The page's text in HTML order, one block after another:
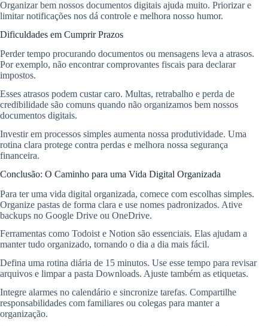
Organizar bem nossos documentos digitais ajuda muito. Priorizar e
limitar notificações nos dá controle e melhora nosso humor.
Dificuldades em Cumprir Prazos
Perder tempo procurando documentos ou mensagens leva a atrasos.
Por exemplo, não encontrar comprovantes fiscais para declarar
impostos.
Esses atrasos podem custar caro. Multas, retrabalho e perda de
credibilidade são comuns quando não organizamos bem nossos
documentos digitais.
Investir em processos simples aumenta nossa produtividade. Uma
rotina clara protege contra perdas e melhora nossa segurança
financeira.
Conclusão: O Caminho para uma Vida Digital Organizada
Para ter uma vida digital organizada, comece com escolhas simples.
Organize pastas de forma clara e use nomes padronizados. Ative
backups no Google Drive ou OneDrive.
Ferramentas como Todoist e Notion são essenciais. Elas ajudam a
manter tudo organizado, tornando o dia a dia mais fácil.
Defina uma rotina diária de 15 minutos. Use esse tempo para revisar
arquivos e limpar a pasta Downloads. Ajuste também as etiquetas.
Integre alarmes no calendário e sincronize tarefas. Compartilhe
responsabilidades com familiares ou colegas para manter a
organização.